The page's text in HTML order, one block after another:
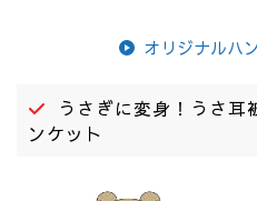
オリジナルハ
うさぎに変身！うさ耳
ンケット